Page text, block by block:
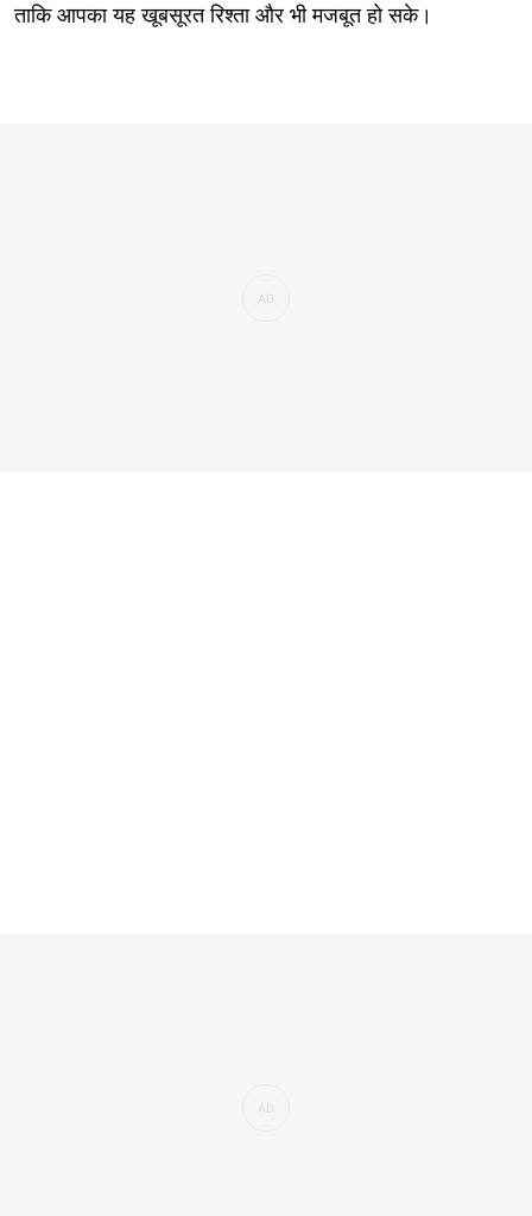
ताकि आपका यह खूबसूरत रिश्ता और भी मजबूत हो सके।